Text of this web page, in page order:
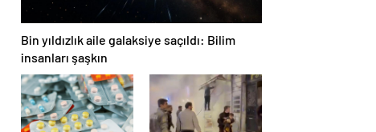
Bin yıldızlık aile galaksiye saçıldı: Bilim
insanları şaşkın